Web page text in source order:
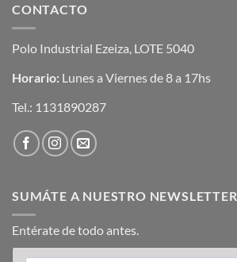
CONTACTO
Polo Industrial Ezeiza, LOTE 5040
Horario: Lunes a Viernes de 8 a 17hs
Tel.: 1131890287
SUMÁTE A NUESTRO NEWSLETTER
Entérate de todo antes.